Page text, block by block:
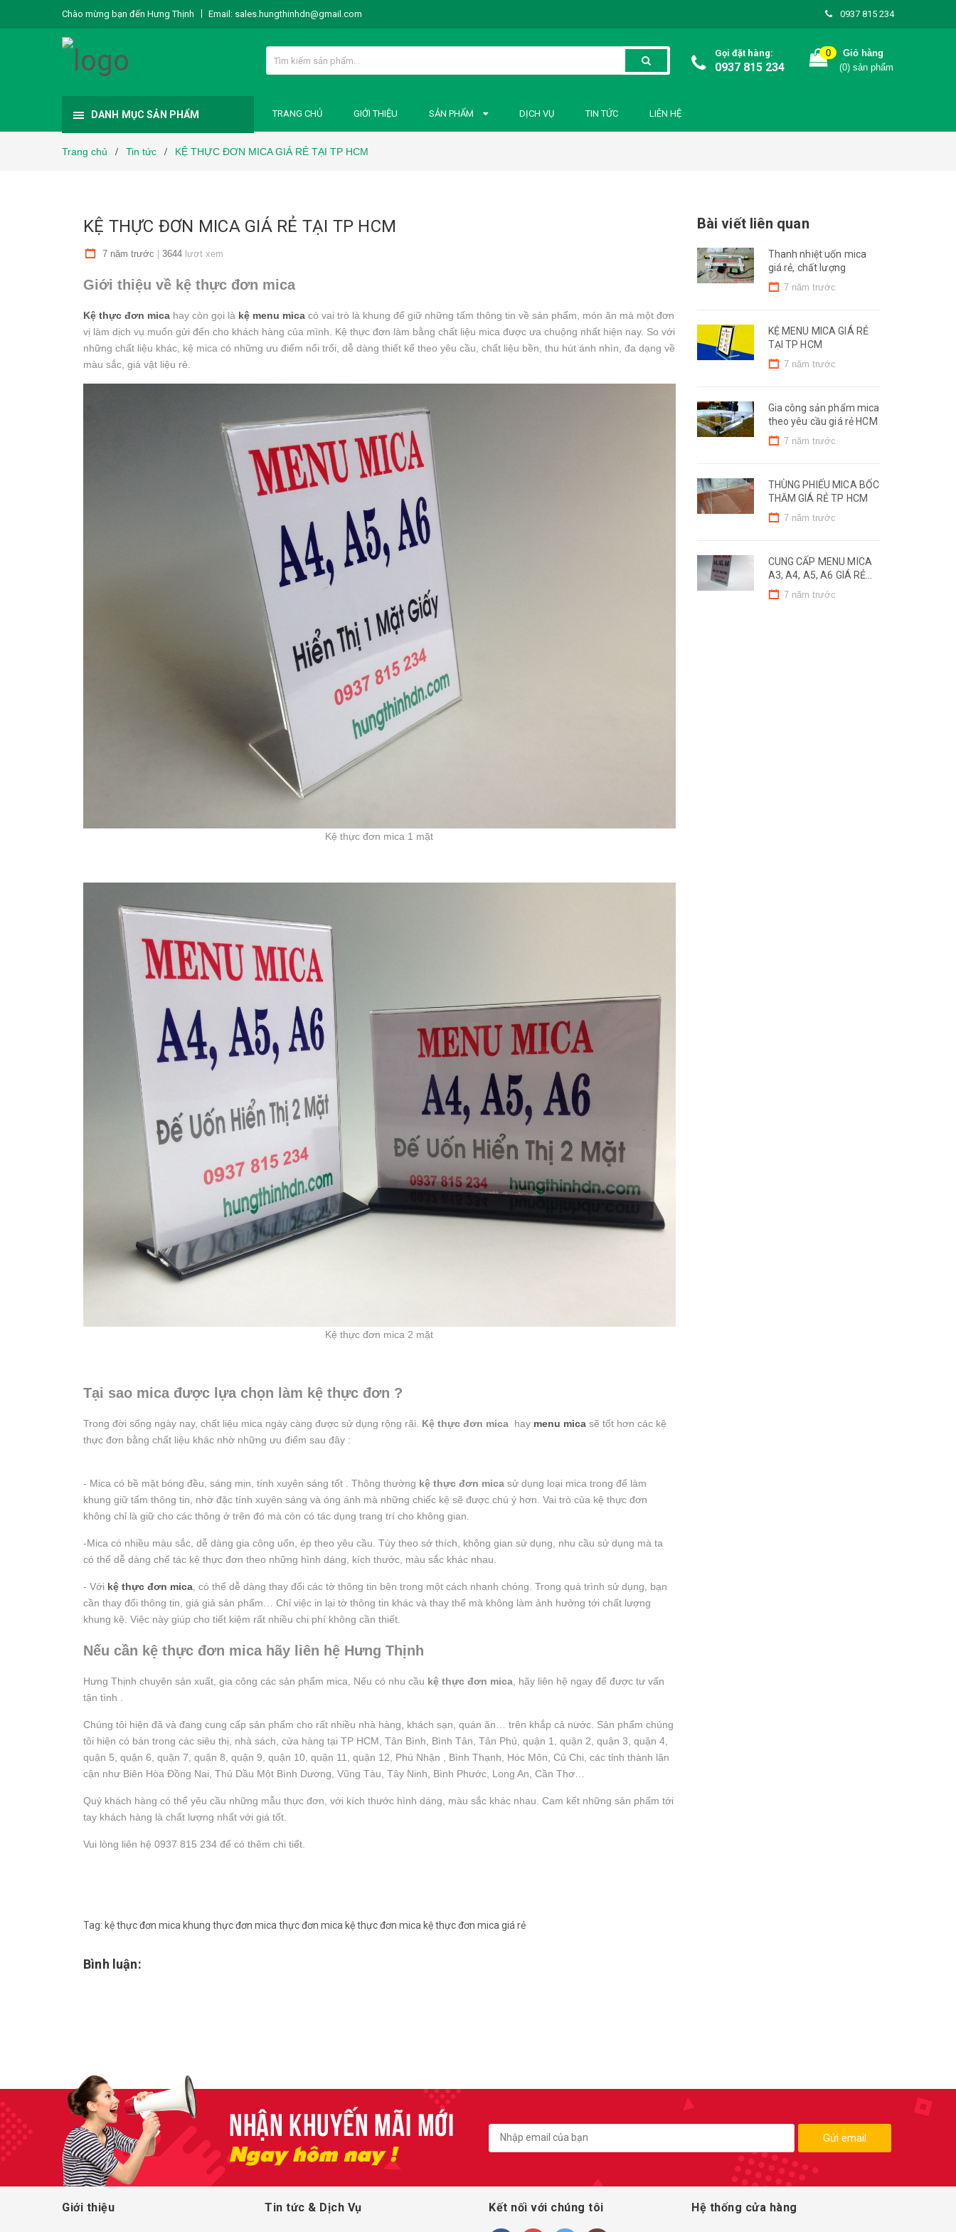
Chào mừng bạn đến Hưng Thịnh Email: sales.hungthinhdn@gmail.com 0937 815 234
Gọi đặt hàng:
0937 815 234
0
Giỏ hàng
(0) sản phẩm
DANH MỤC SẢN PHẨM TRANG CHỦ GIỚI THIỆU SẢN PHẨM DỊCH VỤ TIN TỨC LIÊN HỆ
Trang chủ / Tin tức / KỆ THỰC ĐƠN MICA GIÁ RẺ TẠI TP HCM
KỆ THỰC ĐƠN MICA GIÁ RẺ TẠI TP HCM
7 năm trước 3644 lượt xem
Giới thiệu về kệ thực đơn mica
Kệ thực đơn mica hay còn gọi là kệ menu mica có vai trò là khung để giữ những tấm thông tin về sản phẩm, món ăn mà một đơn
vị làm dịch vụ muốn gửi đến cho khách hàng của mình. Kệ thực đơn làm bằng chất liệu mica được ưa chuộng nhất hiện nay. So với
những chất liệu khác, kệ mica có những ưu điểm nổi trổi, dễ dàng thiết kế theo yêu cầu, chất liệu bền, thu hút ánh nhìn, đa dạng về
màu sắc, giá vật liệu rẻ.
Kệ thực đơn mica 1 mặt
Kệ thực đơn mica 2 mặt
Tại sao mica được lựa chọn làm kệ thực đơn ?
Trong đời sống ngày nay, chất liệu mica ngày càng được sử dụng rộng rãi. Kệ thực đơn mica hay menu mica sẽ tốt hơn các kệ
thực đơn bằng chất liệu khác nhờ những ưu điểm sau đây :
- Mica có bề mặt bóng đều, sáng mịn, tính xuyên sáng tốt . Thông thường kệ thực đơn mica sử dụng loại mica trong để làm
khung giữ tấm thông tin, nhờ đặc tính xuyên sáng và óng ánh mà những chiếc kệ sẽ được chú ý hơn. Vai trò của kệ thực đơn
không chỉ là giữ cho các thông ở trên đó mà còn có tác dụng trang trí cho không gian.
-Mica có nhiều màu sắc, dễ dàng gia công uốn, ép theo yêu cầu. Tùy theo sở thích, không gian sử dụng, nhu cầu sử dụng mà ta
có thể dễ dàng chế tác kệ thực đơn theo những hình dáng, kích thước, màu sắc khác nhau.
- Với kệ thực đơn mica , có thể dễ dàng thay đổi các tờ thông tin bên trong một cách nhanh chóng. Trong quá trình sử dụng, bạn
cần thay đổi thông tin, giá giả sản phẩm… Chỉ việc in lại tờ thông tin khác và thay thế mà không làm ảnh hưởng tới chất lượng
khung kệ. Việc này giúp cho tiết kiệm rất nhiều chi phí không cần thiết.
Nếu cần kệ thực đơn mica hãy liên hệ Hưng Thịnh
Hưng Thịnh chuyên sản xuất, gia công các sản phẩm mica, Nếu có nhu cầu kệ thực đơn mica , hãy liên hệ ngay để được tư vấn
tận tình .
Chúng tôi hiện đã và đang cung cấp sản phẩm cho rất nhiều nhà hàng, khách sạn, quán ăn… trên khắp cả nước. Sản phẩm chúng
tôi hiện có bán trong các siêu thị, nhà sách, cửa hàng tại TP HCM, Tân Bình, Bình Tân, Tân Phú, quận 1, quận 2, quận 3, quận 4,
quận 5, quận 6, quận 7, quận 8, quận 9, quận 10, quận 11, quận 12, Phú Nhận , Bình Thạnh, Hóc Môn, Củ Chi, các tỉnh thành lân
cận như Biên Hòa Đồng Nai, Thủ Dầu Một Bình Dương, Vũng Tàu, Tây Ninh, Bình Phước, Long An, Cần Thơ…
Quý khách hàng có thể yêu cầu những mẫu thực đơn, với kích thước hình dáng, màu sắc khác nhau. Cam kết những sản phẩm tới
tay khách hàng là chất lượng nhất với giá tốt.
Vui lòng liên hệ 0937 815 234 để có thêm chi tiết.
Tag: kệ thực đơn mica khung thực đơn mica thực đơn mica kệ thực đơn mica kệ thực đơn mica giá rẻ
Bình luận:
Bài viết liên quan
Thanh nhiệt uốn mica
giá rẻ, chất lượng
7 năm trước
KỆ MENU MICA GIÁ RẺ
TẠI TP HCM
7 năm trước
Gia công sản phẩm mica
theo yêu cầu giá rẻ HCM
7 năm trước
THÙNG PHIẾU MICA BỐC
THĂM GIÁ RẺ TP HCM
7 năm trước
CUNG CẤP MENU MICA
A3, A4, A5, A6 GIÁ RẺ
TẠI TP HCM
7 năm trước
Gửi email
Giới thiệu Tin tức & Dịch Vụ Kết nối với chúng tôi Hệ thống cửa hàng